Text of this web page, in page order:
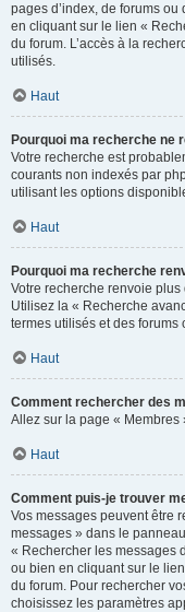
pages d’index, de forums
en cliquant sur le lien «
du forum. L’accès à la
utilisés.
Haut
Pourquoi ma recherche ne
Votre recherche est
courants non indexés par
utilisant les options
Haut
Pourquoi ma recherche
Votre recherche renvoie
Utilisez la « Recherche
termes utilisés et des
Haut
Comment rechercher des
Allez sur la page «
Haut
Comment puis-je trouver
Vos messages peuvent être
messages » dans le
« Rechercher les messages
ou bien en cliquant sur le
du forum. Pour rechercher
choisissez les paramètres